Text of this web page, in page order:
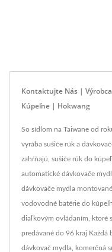
Kontaktujte Nás |
Kúpeľne | Hokwang
So sídlom na Taiwane od
vyrába sušiče rúk a
zahŕňajú, sušiče rúk do
automatické dávkovače
dávkovače mydla
vodovodné batérie do
diaľkovým ovládaním, ktoré
predávané do 96 kraj
dávkovač mydla, komerčná